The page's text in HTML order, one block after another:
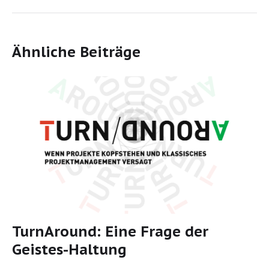
Ähnliche Beiträge
TurnAround: Eine Frage der
Geistes-Haltung